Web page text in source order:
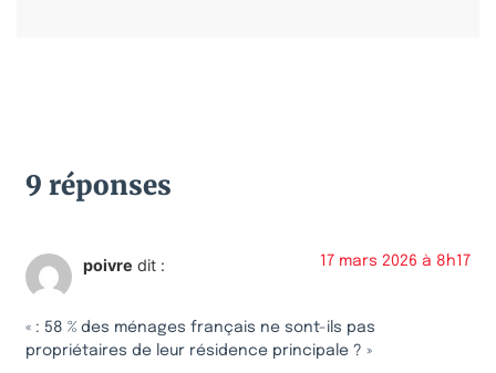
9 réponses
poivre dit : 17 mars 2026 à 8h17
« : 58 % des ménages français ne sont-ils pas
propriétaires de leur résidence principale ? »